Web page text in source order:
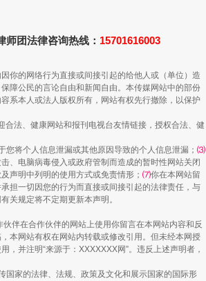
团法律咨询热线： 15701616003
你的网络行为直接或间接引起的给他人或（单位）造
障公民的言论自由和新闻自由。本传媒网站中的部份
系本人或法人版权所有，网站有权先行撤除，以保护
法、健康网站和报刊电视台友情链接，授权合法、健
您将个人信息泄漏或其他原因导致的个人信息泄漏； ⑶
、电脑病毒侵入或政府管制而造成的暂时性网站关闭
声明中列明的使用方式或免责情形； ⑺你在本网站留
担一切因您的行为而直接或间接引起的法律责任，与
关规定将不定期更新本声明。
伴在合作伙伴的网站上使用你留言在本网站内容和反
本网站有权在网站内转载或修改引用。但未经本网授
并注明“来源于：XXXXXXX网”。违反上述声明者，
国家的法律、法规、政策及文化和展示国家的国际形